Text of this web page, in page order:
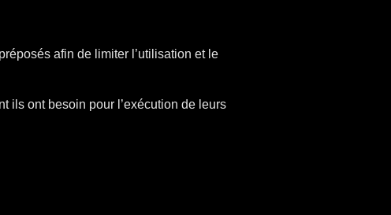
afin de limiter l’utilisation et le
ils ont besoin pour l’exécution de leurs